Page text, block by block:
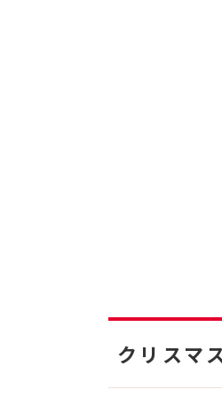
クリスマ